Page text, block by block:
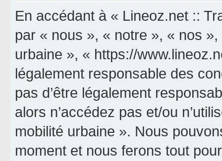
En accédant à « Lineoz.net ::
par « nous », « notre », « nos
urbaine », « https://
légalement responsable des
pas d’être légalement
alors n’accédez pas et/ou
mobilité urbaine ». Nous
moment et nous ferons tout